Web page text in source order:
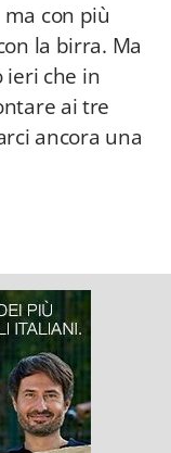
con più
la birra. Ma
ieri che in
ai tre
ancora una